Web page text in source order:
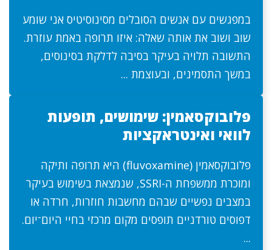
במפגשים עם אנשים הסובלים מסינוסיטיס אני שומע
שוב ושוב את אותה שאלה: איזו תרופה באמת עוזרת.
התשובה תלויה בעיקר בסיבה לדלקת בסינוסים,
במשך התסמינים, ובעוצמת ...
פלובוקסאמין: שימושים, תופעות
לוואי ואינטראקציות
פלובוקסאמין (fluvoxamine) היא תרופה ותיקה
ומוכרת ממשפחת ה-SSRI, שנמצאת בשימוש בעיקר
במצבים נפשיים שבהם מחשבות חוזרות, חרדה או
דפוסים טורדניים תופסים מקום מרכזי בחיי היום־יום.
...